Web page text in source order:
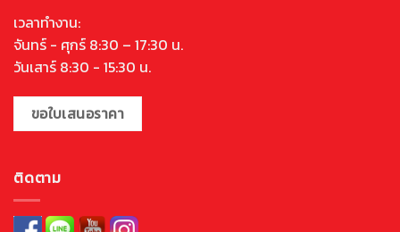
เวลาทำงาน:
จันทร์ - ศุกร์ 8:30 – 17:30 น.
วันเสาร์ 8:30 - 15:30 น.
ขอใบเสนอราคา
ติดตาม